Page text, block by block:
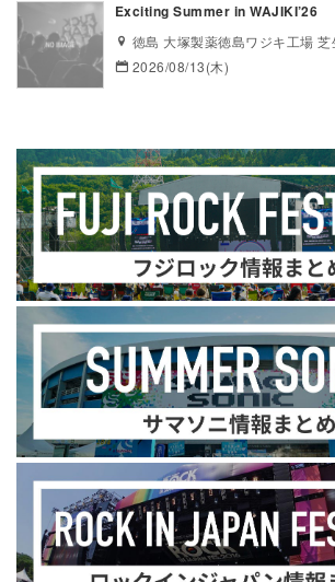
Exciting Summer in WAJIKI’26
徳島 大塚製薬徳島ワジキ工場
2026/08/13(木)